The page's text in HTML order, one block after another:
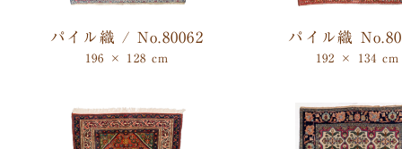
パイル織 / No.80062
196 × 128 cm
パイル織
192 × 134 cm